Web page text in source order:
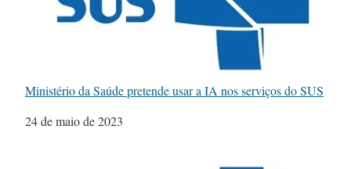
Ministério da Saúde pretende usar a IA nos serviços do SUS
Data
24 de maio de 2023